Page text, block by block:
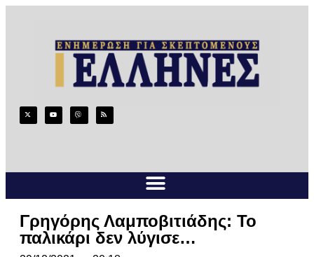
Γρηγόρης Λαμποβιτιάδης: Το
παλικάρι δεν λύγισε…